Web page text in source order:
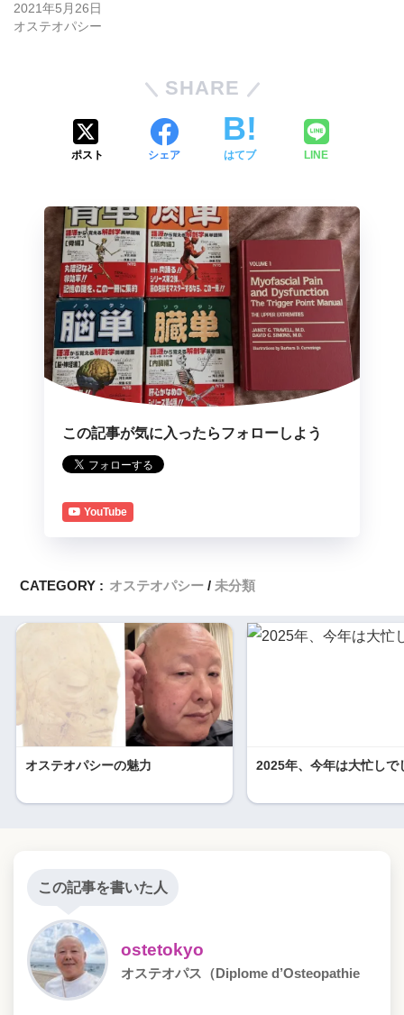
2021年5月26日
オステオパシー
SHARE
ポスト シェア はてブ LINE
この記事が気に入ったらフォローしよう
YouTube
CATEGORY : オステオパシー 未分類
オステオパシーの魅力 2025年、今年は大忙しで
この記事を書いた人
ostetokyo
オステオパス（Diplome d’Osteopathie